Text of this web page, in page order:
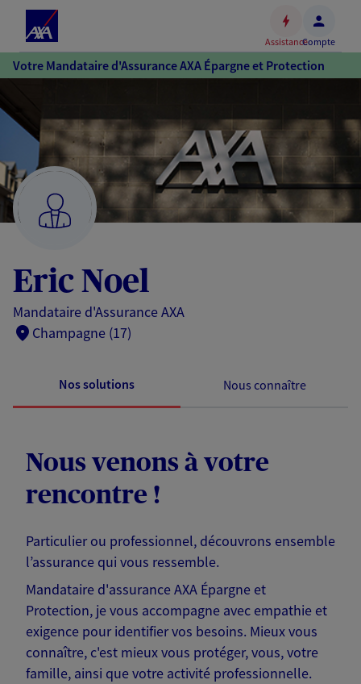
Accéder
au
Accéder
au
pied
de
page
AssistanceCompte
Votre Mandataire d'Assurance AXA Épargne et Protection
Eric Noel
Mandataire d'Assurance AXA
Champagne (17)
Nos solutions Nous connaître
Nous venons à votre
rencontre !
Particulier ou professionnel, découvrons ensemble
l’assurance qui vous ressemble.
Mandataire d'assurance AXA Épargne et
Protection, je vous accompagne avec empathie et
exigence pour identifier vos besoins. Mieux vous
connaître, c'est mieux vous protéger, vous, votre
famille, ainsi que votre activité professionnelle.